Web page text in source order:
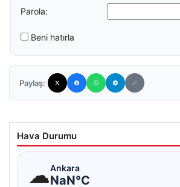
Parola:
Beni hatırla
Paylaş:
Hava Durumu
☁Ankara
NaN°C